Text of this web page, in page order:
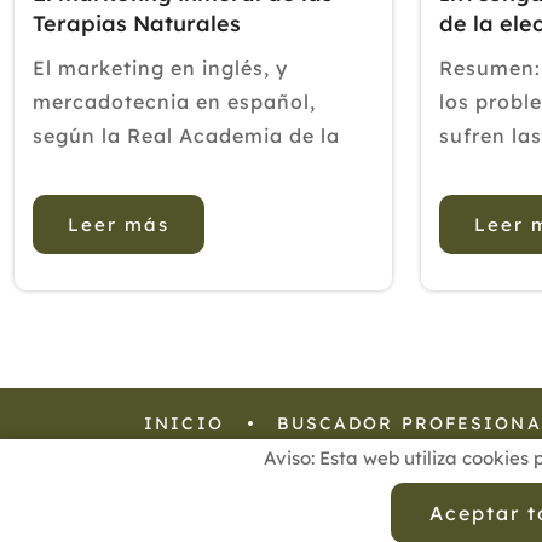
Terapias Naturales
El marketing en inglés, y
mercadotecnia en español,
según la Real Academia de la
cosa que un conjunto de
principios y prácticas que
Leer más
de la
los
sufren
estudio
Leer
Aviso: Esta web utiliza cookies
Aceptar
INICIO BUSCADOR
Aviso Legal Política